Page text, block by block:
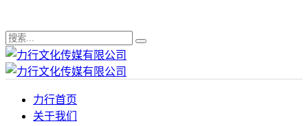
力行首页
关于我们